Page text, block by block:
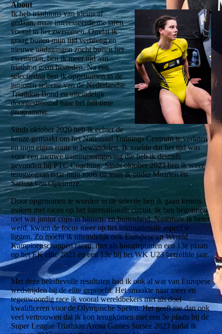
About
Ik heb triathlons van kleins af
gedaan, maar interesseerde me jaren
vooral in het zwemmen. Omdat ik
graag buiten mijn tijd verbreng en
nieuwe uitdagingen zocht buiten het
zwemmen, ben ik meer tijd aan
triathlon gaan besteden. Na een
selectiedag ben ik opgenomen in de
junioren selectie van de Nederlandse
Triathlon Bond en uiteindelijk
doorgestroomd naar het full-time
programma.
Sinds oktober 2020 heb ik echter de
keuze gemaakt om het Nationaal Trainings Centrum te verlaten
en mijn eigen route te bewandelen. Ik voelde dat het tijd was
voor een nieuwe trainingsomgeving die heb ik destijds
gevonden bij PTC Coaching. Sinds oktober 2023 ben ik weer
teruggegaan naar mijn roots en train ik onder Maarten en
Sarissa van Optrimize.
Door opgenomen te worden in de selectie ben ik gaan kennis
maken met racen op het internationale circuit. Ik ben begonnen
met wat junior cups in binnen- en buitenland. Naarmate ik beter
werd, kwam de focus meer op het internationale aspect te
liggen. Zo mocht ik uiteindelijk ook Europese en Wereld
Kampioenschappen racen, met als hoogtepunten een 13e plaats
op het EK elite 2021 en een 13e bij het WK U23 hetzelfde jaar.
Met deze beloftevolle resultaten had ik ook al wat van Europese
wedstrijden bij de elite geproefd. Het smaakte naar meer en
tegenwoordig race ik vooral wereldbekers met als doel
kwalificeren voor de Olympische Spelen. Het geeft me dan ook
veel vertrouwen dat ik kon terugkomen met een 5e plaats bij de
Super League Triathlon Arena Games Sursee 2023 nadat ik